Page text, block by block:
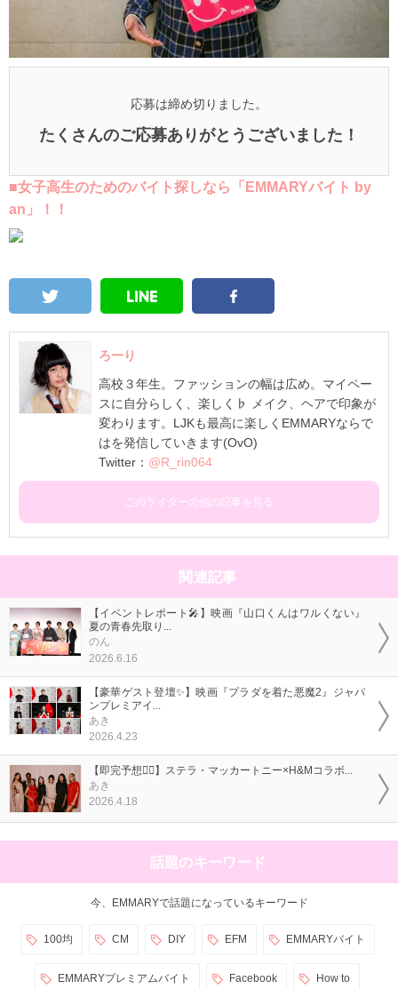
応募は締め切りました。
たくさんのご応募ありがとうございました！
■女子高生のためのバイト探しなら「EMMARYバイト by
an」！！
ろーり
高校３年生。ファッションの幅は広め。マイペー
スに自分らしく、楽しく♭ メイク、ヘアで印象が
変わります。LJKも最高に楽しくEMMARYならで
はを発信していきます(OvO)
Twitter： @R_rin064
このライターの他の記事を見る
関連記事
【イベントレポート🎤】映画『山口くんはワルくない』
夏の青春先取り...
のん
2026.6.16
【豪華ゲスト登壇✨】映画『プラダを着た悪魔2』ジャパ
ンプレミアイ...
あき
2026.4.23
【即完予想❤️‍🔥】ステラ・マッカートニー×H&Mコラボ...
あき
2026.4.18
話題のキーワード
今、EMMARYで話題になっているキーワード
100均 CM DIY EFM EMMARYバイト
EMMARYプレミアムバイト Facebook How to